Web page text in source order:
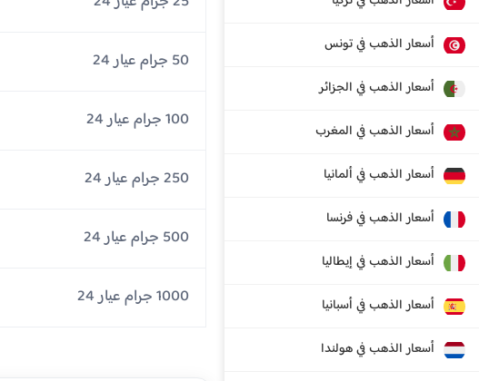
أسعار الذهب في تونس
أسعار الذهب في الجزائر
أسعار الذهب في المغرب
أسعار الذهب في ألمانيا
أسعار الذهب في فرنسا
أسعار الذهب في إيطاليا
أسعار الذهب في أسبانيا
أسعار الذهب في هولندا
50 جرام عيار 24
100 جرام عيار 24
250 جرام عيار 24
500 جرام عيار 24
1000 جرام عيار 24